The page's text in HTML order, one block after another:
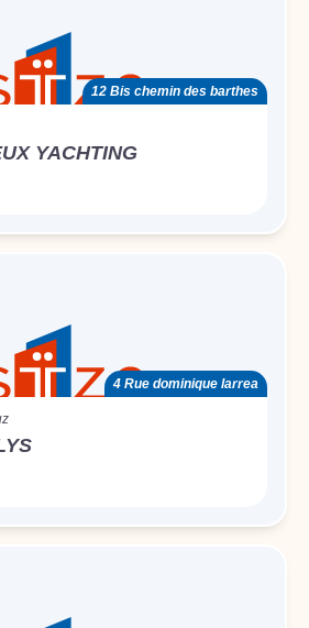
12 Bis chemin des barthes
YACHTING
4 Rue dominique larrea